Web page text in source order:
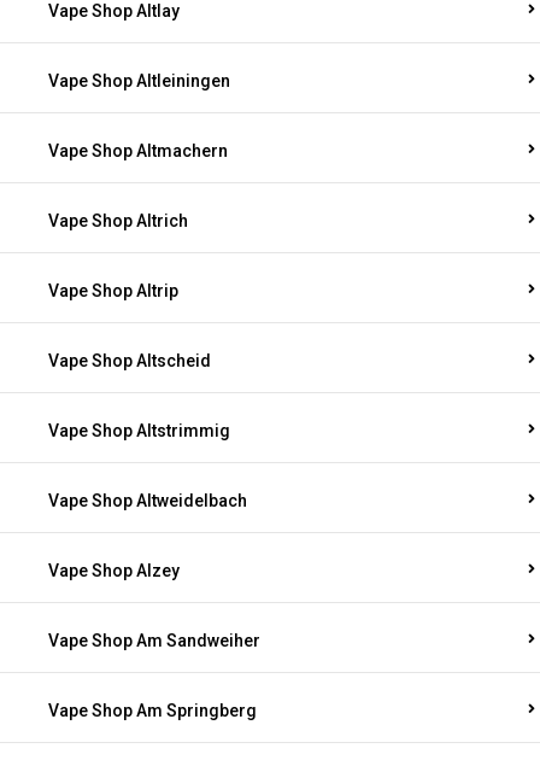
Vape Shop Altlay
Vape Shop Altleiningen
Vape Shop Altmachern
Vape Shop Altrich
Vape Shop Altrip
Vape Shop Altscheid
Vape Shop Altstrimmig
Vape Shop Altweidelbach
Vape Shop Alzey
Vape Shop Am Sandweiher
Vape Shop Am Springberg